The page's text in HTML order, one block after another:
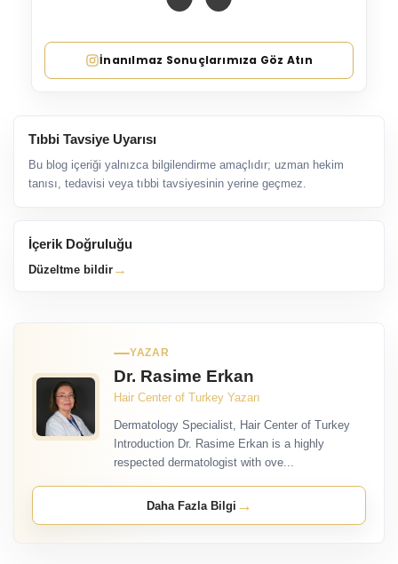
İnanılmaz Sonuçlarımıza Göz Atın
Tıbbi Tavsiye Uyarısı
Bu blog içeriği yalnızca bilgilendirme amaçlıdır; uzman hekim
tanısı, tedavisi veya tıbbi tavsiyesinin yerine geçmez.
İçerik Doğruluğu
Düzeltme bildir →
YAZAR
Dr. Rasime Erkan
Hair Center of Turkey Yazarı
Dermatology Specialist, Hair Center of Turkey
Introduction Dr. Rasime Erkan is a highly
respected dermatologist with ove...
Daha Fazla Bilgi →